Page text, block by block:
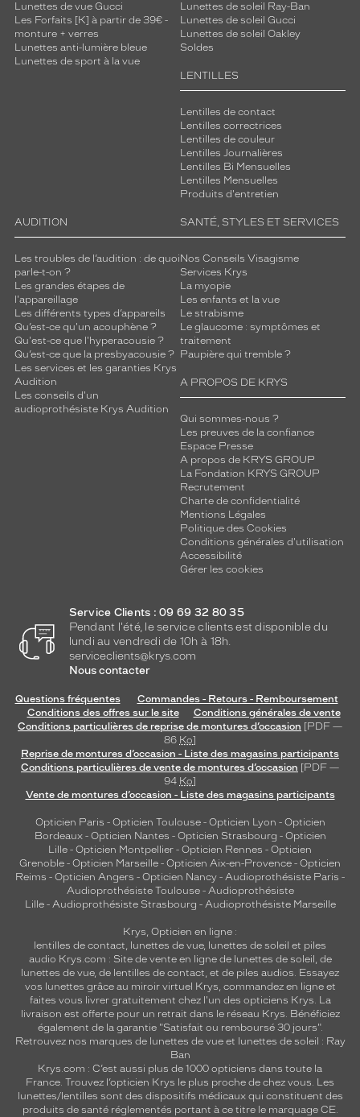
Lunettes de vue Gucci
Les Forfaits [K] à partir de 39€ -
monture + verres
Lunettes anti-lumière bleue
Lunettes de sport à la vue
Lunettes de soleil Ray-Ban
Lunettes de soleil Gucci
Lunettes de soleil Oakley
Soldes
LENTILLES
Lentilles de contact
Lentilles correctrices
Lentilles de couleur
Lentilles Journalières
Lentilles Bi Mensuelles
Lentilles Mensuelles
Produits d'entretien
AUDITION
Les troubles de l’audition : de quoi
parle-t-on ?
Les grandes étapes de
l'appareillage
Les différents types d’appareils
Qu’est-ce qu'un acouphène ?
Qu'est-ce que l'hyperacousie ?
Qu’est-ce que la presbyacousie ?
Les services et les garanties Krys
Audition
Les conseils d'un
audioprothésiste Krys Audition
SANTÉ, STYLES ET SERVICES
Nos Conseils Visagisme
Services Krys
La myopie
Les enfants et la vue
Le strabisme
Le glaucome : symptômes et
traitement
Paupière qui tremble ?
A PROPOS DE KRYS
Qui sommes-nous ?
Les preuves de la confiance
Espace Presse
A propos de KRYS GROUP
La Fondation KRYS GROUP
Recrutement
Charte de confidentialité
Mentions Légales
Politique des Cookies
Conditions générales d'utilisation
Accessibilité
Gérer les cookies
Service Clients : 09 69 32 80 35
Pendant l'été, le service clients est disponible du
lundi au vendredi de 10h à 18h.
serviceclients@krys.com
Nous contacter
Questions fréquentes
Commandes - Retours - Remboursement
Conditions des offres sur le site
Conditions générales de vente
Conditions particulières de reprise de montures d’occasion [PDF —
86 Ko]
Reprise de montures d’occasion - Liste des magasins participants
Conditions particulières de vente de montures d’occasion [PDF —
94 Ko]
Vente de montures d’occasion - Liste des magasins participants
Opticien Paris - Opticien Toulouse- Opticien Lyon - Opticien
Bordeaux- Opticien Nantes - Opticien Strasbourg - Opticien
Lille - Opticien Montpellier - Opticien Rennes - Opticien
Grenoble - Opticien Marseille - Opticien Aix-en-Provence - Opticien
Reims - Opticien Angers - Opticien Nancy - Audioprothésiste Paris -
Audioprothésiste Toulouse- Audioprothésiste
Lille- Audioprothésiste Strasbourg - Audioprothésiste Marseille
Krys, Opticien en ligne :
lentilles de contact, lunettes de vue, lunettes de soleil et piles
audio Krys.com : Site de vente en ligne de lunettes de soleil, de
lunettes de vue, de lentilles de contact, et de piles audios. Essayez
vos lunettes grâce au miroir virtuel Krys, commandez en ligne et
faites vous livrer gratuitement chez l'un des opticiens Krys. La
livraison est offerte pour un retrait dans le réseau Krys. Bénéficiez
également de la garantie "Satisfait ou remboursé 30 jours".
Retrouvez nos marques de lunettes de vue et lunettes de soleil : Ray
Ban
Krys.com : C’est aussi plus de 1000 opticiens dans toute la
France. Trouvez l’opticien Krys le plus proche de chez vous. Les
lunettes/lentilles sont des dispositifs médicaux qui constituent des
produits de santé réglementés portant à ce titre le marquage CE.